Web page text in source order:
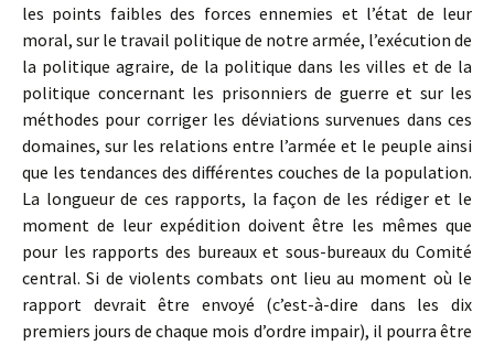
les points faibles des forces ennemies et l’état de leur
moral, sur le travail politique de notre armée, l’exécution de
la politique agraire, de la politique dans les villes et de la
politique concernant les prisonniers de guerre et sur les
méthodes pour corriger les déviations survenues dans ces
domaines, sur les relations entre l’armée et le peuple ainsi
que les tendances des différentes couches de la population.
La longueur de ces rapports, la façon de les rédiger et le
moment de leur expédition doivent être les mêmes que
pour les rapports des bureaux et sous-bureaux du Comité
central. Si de violents combats ont lieu au moment où le
rapport devrait être envoyé (c’est-à-dire dans les dix
premiers jours de chaque mois d’ordre impair), il pourra être